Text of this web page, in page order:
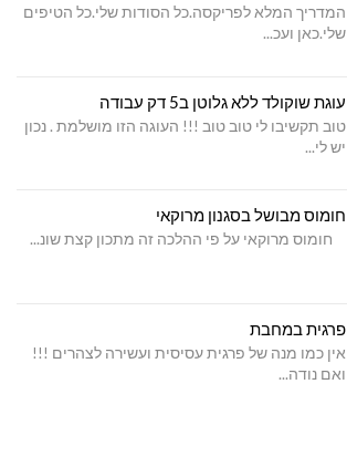
המדריך המלא לפריקסה.כל הסודות שלי.כל הטיפים
שלי.כאן ועכ...
עוגת שוקולד ללא גלוטן ב5 דק עבודה
טוב תקשיבו לי טוב טוב !!! העוגה הזו מושלמת . נכון
יש לי...
חומוס מבושל בסגנון מרוקאי
חומוס מרוקאי על פי ההלכה זה מתכון קצת שונ...
פרגית במחבת
אין כמו מנה של פרגית עסיסית ועשירה לצהרים !!!
ואם נודה...